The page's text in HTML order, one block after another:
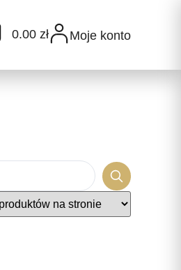
0.00 zł Moje konto